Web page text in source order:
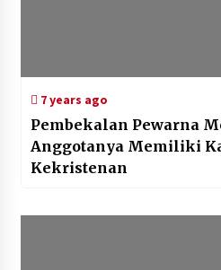
7 years ago
Pembekalan Pewarna
Anggotanya Memiliki
Kekristenan